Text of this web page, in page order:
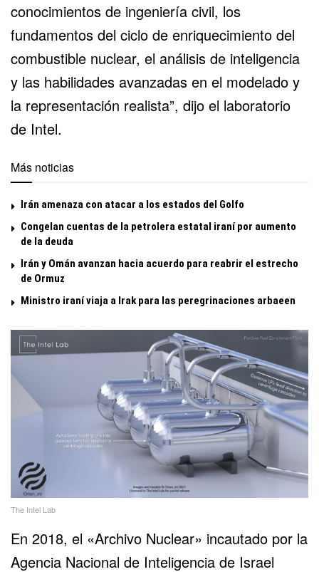
conocimientos de ingeniería civil, los
fundamentos del ciclo de enriquecimiento del
combustible nuclear, el análisis de inteligencia
y las habilidades avanzadas en el modelado y
la representación realista”, dijo el laboratorio
de Intel.
Más noticias
Irán amenaza con atacar a los estados del Golfo
Congelan cuentas de la petrolera estatal iraní por aumento
de la deuda
Irán y Omán avanzan hacia acuerdo para reabrir el estrecho
de Ormuz
Ministro iraní viaja a Irak para las peregrinaciones arbaeen
The Intel Lab
En 2018, el «Archivo Nuclear» incautado por la
Agencia Nacional de Inteligencia de Israel